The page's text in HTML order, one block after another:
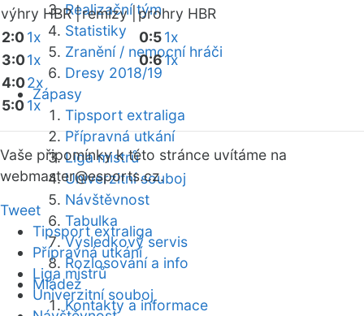
Realizační tým
Statistiky
Zranění / nemocní hráči
Dresy 2018/19
Zápasy
Tipsport extraliga
Přípravná utkání
Liga mistrů
Univerzitní souboj
Návštěvnost
Tabulka
Výsledkový servis
Rozlosování a info
Mládež
Kontakty a informace
výhry HBR |remízy | prohry HBR
2:01x
3:01x
4:02x
5:01x
0:51x
0:61x
Vaše připomínky k této stránce uvítáme na
webmaster@esports.cz.
Tweet
Tipsport extraliga
Přípravná utkání
Liga mistrů
Univerzitní souboj